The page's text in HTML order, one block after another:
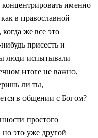
именно
в православной
же все это
присесть и
люди испытывали
итоге не важно,
ли ты,
в общении с Богом?
простого
но это уже другой